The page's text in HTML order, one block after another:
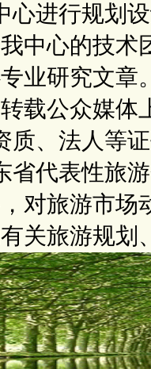
心进行规划
我中心的技术
业研究文章
转载公众媒体
质、法人等
省代表性旅
对旅游市场
关旅游规划